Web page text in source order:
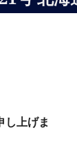
し上げま